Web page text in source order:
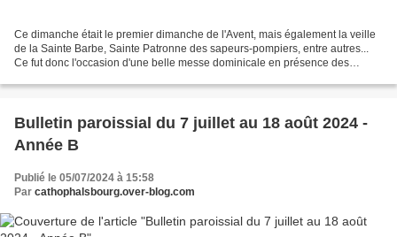
Ce dimanche était le premier dimanche de l'Avent, mais également la veille
de la Sainte Barbe, Sainte Patronne des sapeurs-pompiers, entre autres...
Ce fut donc l'occasion d'une belle messe dominicale en présence des
Bulletin paroissial du 7 juillet au 18 août 2024 -
Année B
Publié le 05/07/2024 à 15:58
Par cathophalsbourg.over-blog.com